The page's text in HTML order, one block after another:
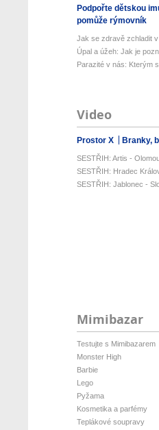
Podpořte dětskou
pomůže rýmovník
Jak se zdravě zchladit
Úpal a úžeh: Jak je
Parazité v nás: Kterým
Video
Prostor X Branky,
SESTŘIH: Artis -
SESTŘIH: Hradec
SESTŘIH: Jablonec -
Mimibazar
Testujte s Mimibazarem
Monster High
Barbie
Lego
Pyžama
Kosmetika a parfémy
Teplákové soupravy